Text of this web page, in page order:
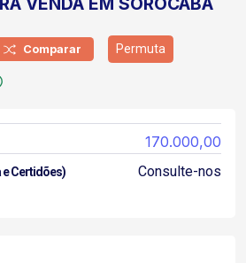
Comparar Permuta
170.000,00
e Certidões) Consulte-nos